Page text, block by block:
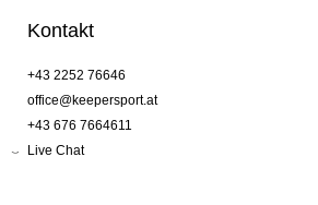
Kontakt
+43 2252 76646
office@keepersport.at
+43 676 7664611
Live Chat